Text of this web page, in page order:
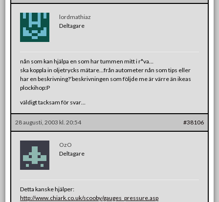
lordmathiaz
Deltagare
nån som kan hjälpa en som har tummen mitt i r*va…
ska koppla in oljetrycks mätare…från autometer nån som tips eller
har en beskrivning?’beskrivningen som följde me är värre än ikeas
plockihop:P
väldigt tacksam för svar…
28 augusti, 2003 kl. 20:54 #38106
OzO
Deltagare
Detta kanske hjälper:
http://www.chiark.co.uk/scooby/gauges_pressure.asp